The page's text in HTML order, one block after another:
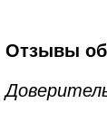
Отзывы об